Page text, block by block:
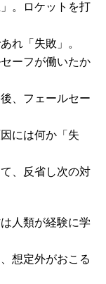
。ロケットを打
れ「失敗」。
ーフが働いたか
、フェールセー
には何か「失
、反省し次の対
人類が経験に学
想定外がおこる